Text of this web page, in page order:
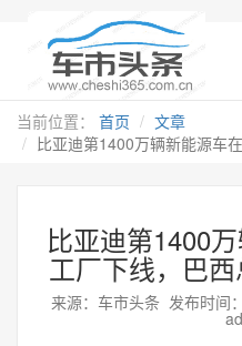
当前位置： 首页
文章
比亚迪第1400万辆新能源车
比亚迪第1400
工厂下线，巴
来源：车市头条 发布时间